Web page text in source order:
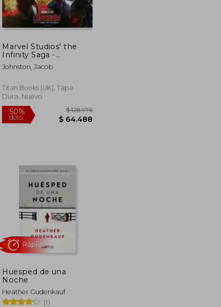
$ 42.900
$ 38.610
4%
dcto.
$ 109.327
Marvel Studios' the
Infinity Saga -
Avengers: Age of
Ultron: The Art of the
Johnston, Jacob
Titan Books (UK), Tapa
Dura, Nuevo
50%
Huesped de una
Noche
Heather Gudenkauf
(1)